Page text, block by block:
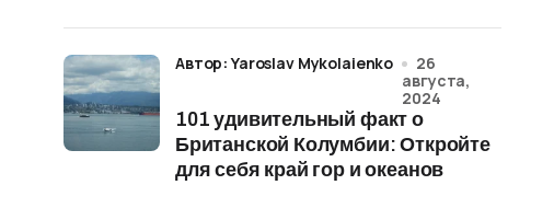
101 удивительный факт о
Британской Колумбии: Откройте
для себя край гор и океанов
Автор: Yaroslav Mykolaienko
26
августа,
2024